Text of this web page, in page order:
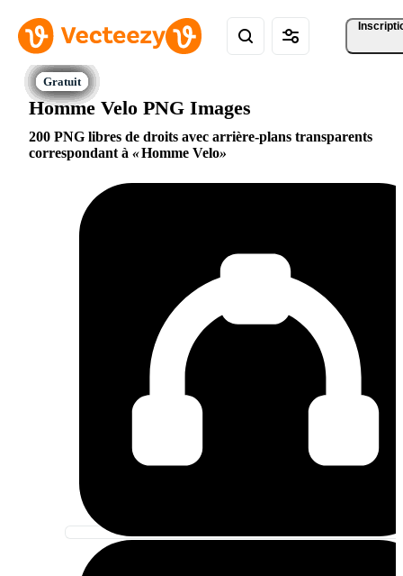
Homme Velo PNG Images
200 PNG libres de droits avec arrière-plans transparents
correspondant à
Homme Velo